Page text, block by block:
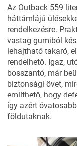
Az Outback 559
háttámlájú
rendelkezésre.
vastag gumiból
lehajtható takaró,
rendelhető. Igaz,
bosszantó, már
biztonsági övet,
említhető, hogy
így azért
földutaknak.